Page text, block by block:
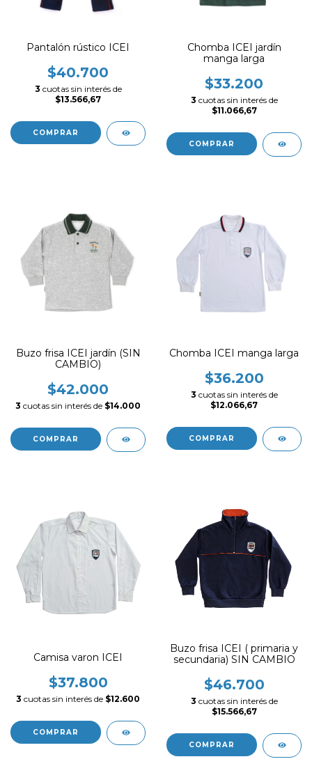
Pantalón rústico ICEI
$40.700
3 cuotas sin interés de
$13.566,67
COMPRAR
Chomba ICEI jardín
manga larga
$33.200
3 cuotas sin interés de
$11.066,67
COMPRAR
Buzo frisa ICEI jardín (SIN
CAMBIO)
$42.000
3 cuotas sin interés de $14.000
COMPRAR
Chomba ICEI manga larga
$36.200
3 cuotas sin interés de
$12.066,67
COMPRAR
Camisa varon ICEI
$37.800
3 cuotas sin interés de $12.600
COMPRAR
Buzo frisa ICEI ( primaria y
secundaria) SIN CAMBIO
$46.700
3 cuotas sin interés de
$15.566,67
COMPRAR